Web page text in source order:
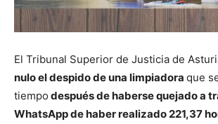
El Tribunal Superior de Justicia de
nuloel despido de una limpiadora que
tiempo después de haberse quejado a
WhatsApp de haber realizado 221,37